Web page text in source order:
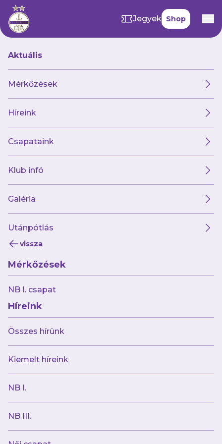
Jegyek Shop
Aktuális
Mérkőzések
Híreink
Csapataink
Klub infó
Galéria
Utánpótlás
vissza
Mérkőzések
NB I. csapat
Híreink
Összes hírünk
Kiemelt híreink
NB I.
NB III.
2026.07.26
Remek játékkal győzött a BKV elleni
szezonnyitón második csapatunk
2026.07.24